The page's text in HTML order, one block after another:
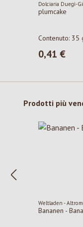
Dolciaria Duegi-
plumcake
Contenuto: 35
Prezzo
0,41 €
Salta la galleria
Prodotti più
Weltladen -
Bananen -